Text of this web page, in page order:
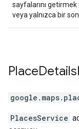
sayfalarını getirmek
veya yalnızca bir
PlaceDetails
PlacesService